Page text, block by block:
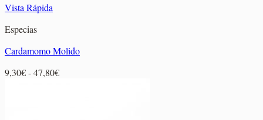
Vista Rápida
Especias
Cardamomo Molido
9,30€-47,80€Rango